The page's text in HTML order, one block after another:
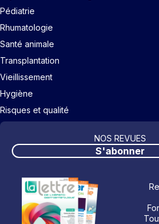
Pédiatrie
Rhumatologie
Santé animale
Transplantation
Vieillissement
Hygiène
Risques et qualité
NOS REVUES
S'abonner